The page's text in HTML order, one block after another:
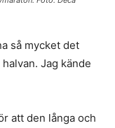
så mycket det
Jag kände
att den långa och